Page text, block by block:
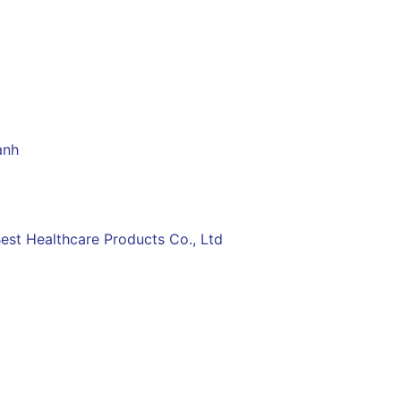
Healthcare Products Co., Ltd